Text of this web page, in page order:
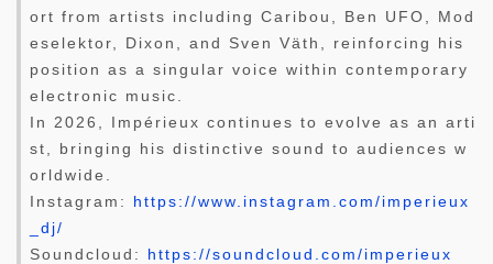
ort from artists including Caribou, Ben UFO, Mod
eselektor, Dixon, and Sven Väth, reinforcing his
position as a singular voice within contemporary
electronic music.
In 2026, Impérieux continues to evolve as an arti
st, bringing his distinctive sound to audiences w
orldwide.
Instagram: https://www.instagram.com/imperieux
_dj/
Soundcloud: https://soundcloud.com/imperieux